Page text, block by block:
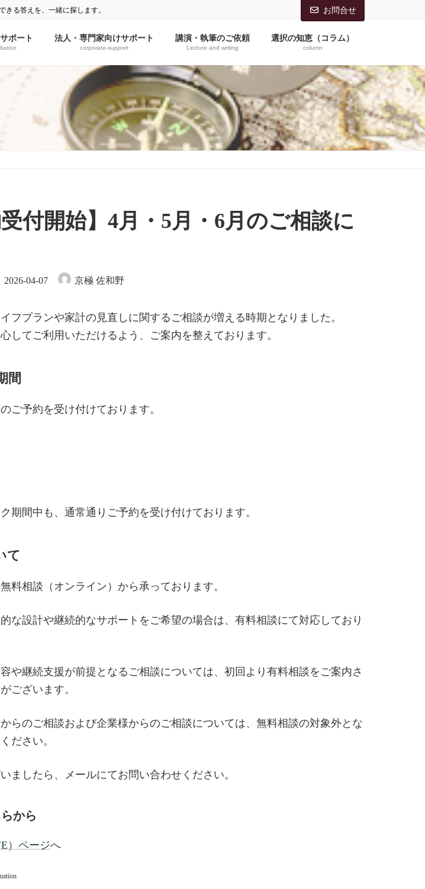
る答えを、一緒に探します。 お問合せ
ポート 法人・専門家向けサポート
corporate-support
講演・執筆のご依頼
Lecture and writing
選択の知恵（コラム）
column
受付開始】4月・5月・6月のご相談に
最
新
日
時
2026-04-07 京極 佐和野
フプランや家計の見直しに関するご相談が増える時期となりました。
してご利用いただけるよう、ご案内を整えております。
間
ご予約を受け付けております。
期間中も、通常通りご予約を受け付けております。
て
料相談（オンライン）から承っております。
な設計や継続的なサポートをご希望の場合は、有料相談にて対応しており
や継続支援が前提となるご相談については、初回より有料相談をご案内さ
ございます。
らのご相談および企業様からのご相談については、無料相談の対象外とな
ださい。
ましたら、メールにてお問い合わせください。
から
）ページへ